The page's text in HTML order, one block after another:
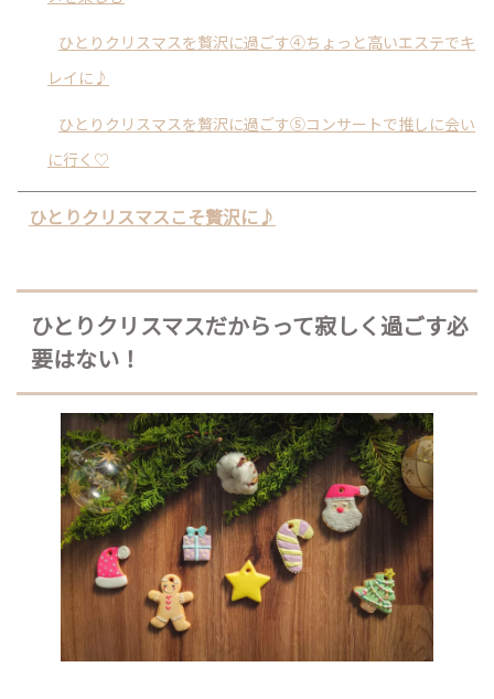
ひとりクリスマスを贅沢に過ごす④ちょっと高いエステでキ
レイに♪
ひとりクリスマスを贅沢に過ごす⑤コンサートで推しに会い
に行く♡
ひとりクリスマスこそ贅沢に♪
ひとりクリスマスだからって寂しく過ごす必
要はない！